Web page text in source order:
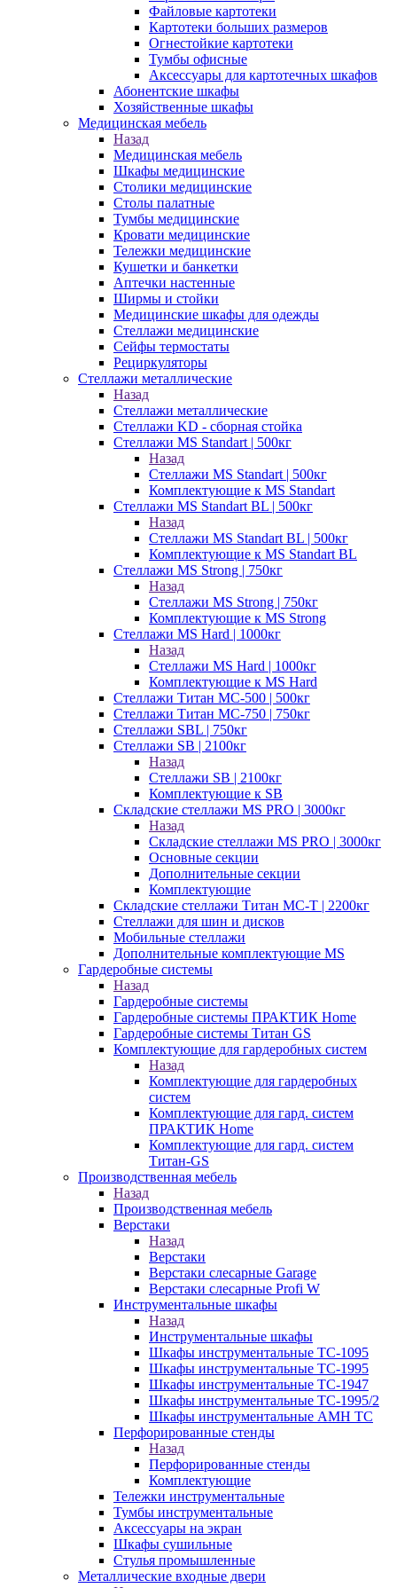
Файловые картотеки
Картотеки больших размеров
Огнестойкие картотеки
Тумбы офисные
Аксессуары для картотечных шкафов
Абонентские шкафы
Хозяйственные шкафы
Медицинская мебель
Назад
Медицинская мебель
Шкафы медицинские
Столики медицинские
Столы палатные
Тумбы медицинские
Кровати медицинские
Тележки медицинские
Кушетки и банкетки
Аптечки настенные
Ширмы и стойки
Медицинские шкафы для одежды
Стеллажи медицинские
Сейфы термостаты
Рециркуляторы
Стеллажи металлические
Назад
Стеллажи металлические
Стеллажи KD - сборная стойка
Стеллажи MS Standart | 500кг
Назад
Стеллажи MS Standart | 500кг
Комплектующие к MS Standart
Стеллажи MS Standart BL | 500кг
Назад
Стеллажи MS Standart BL | 500кг
Комплектующие к MS Standart BL
Стеллажи MS Strong | 750кг
Назад
Стеллажи MS Strong | 750кг
Комплектующие к MS Strong
Стеллажи MS Hard | 1000кг
Назад
Стеллажи MS Hard | 1000кг
Комплектующие к MS Hard
Стеллажи Титан МС-500 | 500кг
Стеллажи Титан МС-750 | 750кг
Стеллажи SBL | 750кг
Стеллажи SB | 2100кг
Назад
Стеллажи SB | 2100кг
Комплектующие к SB
Складские стеллажи MS PRO | 3000кг
Назад
Складские стеллажи MS PRO | 3000кг
Основные секции
Дополнительные секции
Комплектующие
Складские стеллажи Титан МС-Т | 2200кг
Стеллажи для шин и дисков
Мобильные стеллажи
Дополнительные комплектующие MS
Гардеробные системы
Назад
Гардеробные системы
Гардеробные системы ПРАКТИК Home
Гардеробные системы Титан GS
Комплектующие для гардеробных систем
Назад
Комплектующие для гардеробных
систем
Комплектующие для гард. систем
ПРАКТИК Home
Комплектующие для гард. систем
Титан-GS
Производственная мебель
Назад
Производственная мебель
Верстаки
Назад
Верстаки
Верстаки слесарные Garage
Верстаки слесарные Profi W
Инструментальные шкафы
Назад
Инструментальные шкафы
Шкафы инструментальные TC-1095
Шкафы инструментальные TC-1995
Шкафы инструментальные TC-1947
Шкафы инструментальные TC-1995/2
Шкафы инструментальные AMH TC
Перфорированные стенды
Назад
Перфорированные стенды
Комплектующие
Тележки инструментальные
Тумбы инструментальные
Аксессуары на экран
Шкафы сушильные
Стулья промышленные
Металлические входные двери